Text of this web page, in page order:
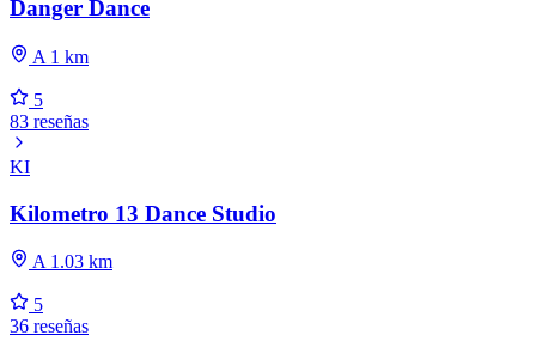
Danger Dance
A 1 km
5
83 reseñas
KI
Kilometro 13 Dance Studio
A 1.03 km
5
36 reseñas